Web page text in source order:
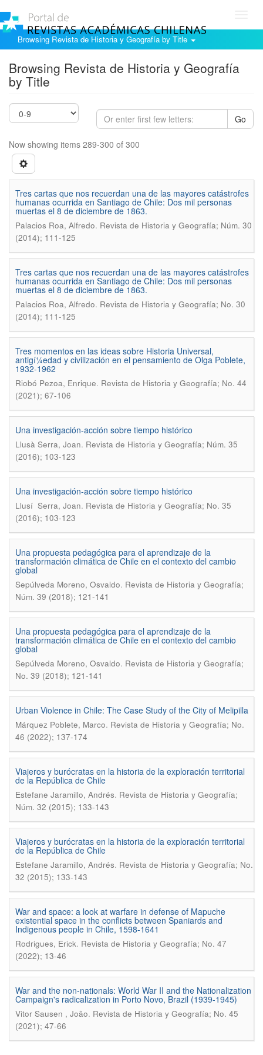
Browsing Revista de Historia y Geografía by Title
Browsing Revista de Historia y Geografía
by Title
Go
Now showing items 289-300 of 300
Tres cartas que nos recuerdan una de las mayores catástrofes
humanas ocurrida en Santiago de Chile: Dos mil personas
muertas el 8 de diciembre de 1863.
Palacios Roa, Alfredo. Revista de Historia y Geografía; Núm. 30
(2014); 111-125
Tres cartas que nos recuerdan una de las mayores catástrofes
humanas ocurrida en Santiago de Chile: Dos mil personas
muertas el 8 de diciembre de 1863.
Palacios Roa, Alfredo. Revista de Historia y Geografí­a; No. 30
(2014); 111-125
Tres momentos en las ideas sobre Historia Universal,
antigí¼edad y civilización en el pensamiento de Olga Poblete,
1932-1962
Riobó Pezoa, Enrique. Revista de Historia y Geografí­a; No. 44
(2021); 67-106
Una investigación-acción sobre tiempo histórico
Llusà Serra, Joan. Revista de Historia y Geografía; Núm. 35
(2016); 103-123
Una investigación-acción sobre tiempo histórico
Llusí Serra, Joan. Revista de Historia y Geografí­a; No. 35
(2016); 103-123
Una propuesta pedagógica para el aprendizaje de la
transformación climática de Chile en el contexto del cambio
global
Sepúlveda Moreno, Osvaldo. Revista de Historia y Geografía;
Núm. 39 (2018); 121-141
Una propuesta pedagógica para el aprendizaje de la
transformación climática de Chile en el contexto del cambio
global
Sepúlveda Moreno, Osvaldo. Revista de Historia y Geografí­a;
No. 39 (2018); 121-141
Urban Violence in Chile: The Case Study of the City of Melipilla
Márquez Poblete, Marco. Revista de Historia y Geografí­a; No.
46 (2022); 137-174
Viajeros y burócratas en la historia de la exploración territorial
de la República de Chile
Estefane Jaramillo, Andrés. Revista de Historia y Geografía;
Núm. 32 (2015); 133-143
Viajeros y burócratas en la historia de la exploración territorial
de la República de Chile
Estefane Jaramillo, Andrés. Revista de Historia y Geografí­a; No.
32 (2015); 133-143
War and space: a look at warfare in defense of Mapuche
existential space in the conflicts between Spaniards and
Indigenous people in Chile, 1598-1641
Rodrigues, Erick. Revista de Historia y Geografí­a; No. 47
(2022); 13-46
War and the non-nationals: World War II and the Nationalization
Campaign's radicalization in Porto Novo, Brazil (1939-1945)
Vitor Sausen , João. Revista de Historia y Geografí­a; No. 45
(2021); 47-66